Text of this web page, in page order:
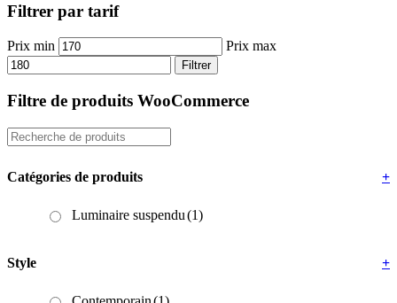
Filtrer par tarif
Prix min Prix max
Filtrer
Filtre de produits WooCommerce
Catégories de produits +
Luminaire suspendu(1)
Style +